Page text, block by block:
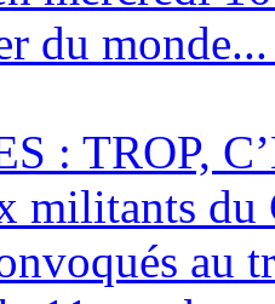
du
: TROP,
militants
au